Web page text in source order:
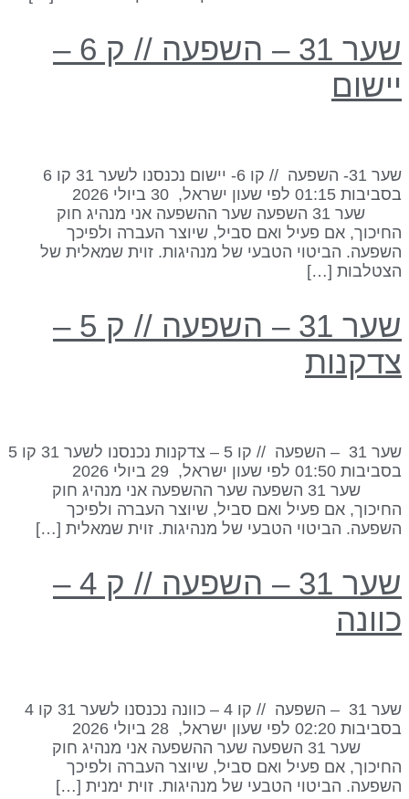
שער 31 – השפעה // ק 6 –
שער 31- השפעה // קו 6- יישום נכנסנו לשער 31 קו 6
בסביבות 01:15 לפי שעון ישראל, 30 ביולי 2026
שער 31 השפעה שער ההשפעה אני מנהיג חוק
אם פעיל ואם סביל, שיוצר העברה ולפיכך
הביטוי הטבעי של מנהיגות. זוית שמאלית של
[…]
שער 31 – השפעה // ק 5 –
שער 31 – השפעה // קו 5 – צדקנות נכנסנו לשער 31 קו 5
בסביבות 01:50 לפי שעון ישראל, 29 ביולי 2026
שער 31 השפעה שער ההשפעה אני מנהיג חוק
אם פעיל ואם סביל, שיוצר העברה ולפיכך
הביטוי הטבעי של מנהיגות. זוית שמאלית […]
שער 31 – השפעה // ק 4 –
שער 31 – השפעה // קו 4 – כוונה נכנסנו לשער 31 קו 4
בסביבות 02:20 לפי שעון ישראל, 28 ביולי 2026
שער 31 השפעה שער ההשפעה אני מנהיג חוק
אם פעיל ואם סביל, שיוצר העברה ולפיכך
הביטוי הטבעי של מנהיגות. זוית ימנית […]